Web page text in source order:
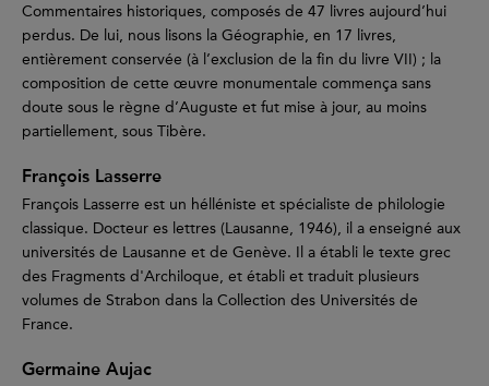
Commentaires historiques, composés de 47 livres aujourd’hui
perdus. De lui, nous lisons la Géographie, en 17 livres,
entièrement conservée (à l’exclusion de la fin du livre VII) ; la
composition de cette œuvre monumentale commença sans
doute sous le règne d’Auguste et fut mise à jour, au moins
partiellement, sous Tibère.
François Lasserre
François Lasserre est un hélléniste et spécialiste de philologie
classique. Docteur es lettres (Lausanne, 1946), il a enseigné aux
universités de Lausanne et de Genève. Il a établi le texte grec
des Fragments d'Archiloque, et établi et traduit plusieurs
volumes de Strabon dans la Collection des Universités de
France.
Germaine Aujac